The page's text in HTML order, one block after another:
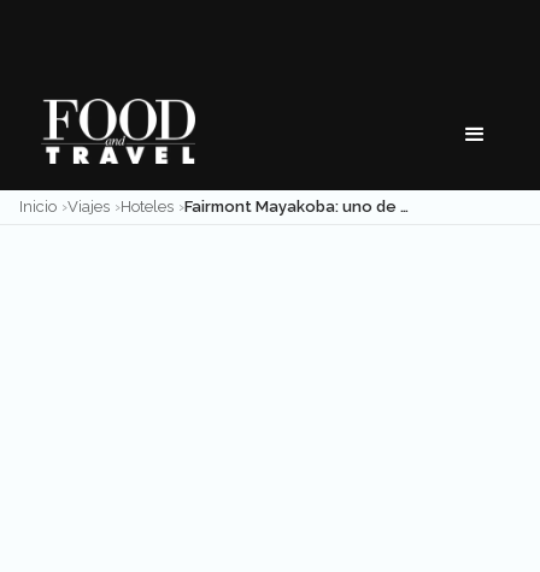
Inicio Viajes Hoteles Fairmont Mayakoba: uno de los hoteles más sostenibles en Riviera Maya